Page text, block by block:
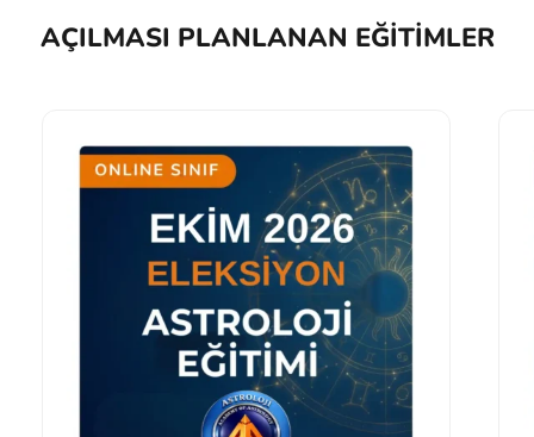
AÇILMASI PLANLANAN EĞITIMLER